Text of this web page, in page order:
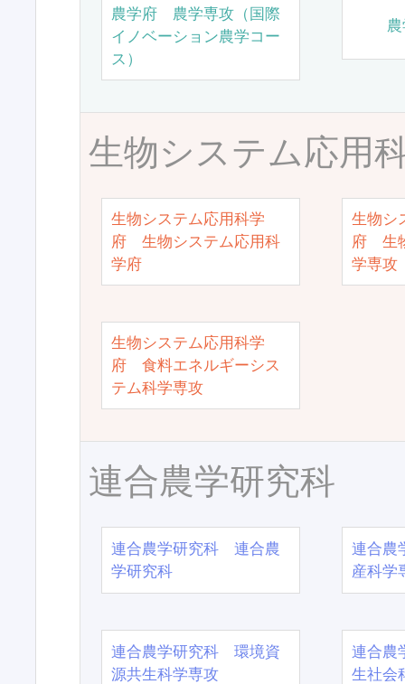
農学府 農学専攻（国際
イノベーション農学コー
ス）
生物システム応用
生物システム応用科学
府 生物システム応用科
学府
生物シ
府 生
学専攻
生物システム応用科学
府 食料エネルギーシス
テム科学専攻
連合農学研究科
連合農学研究科 連合農
学研究科
連合農
産科学
連合農学研究科 環境資
源共生科学専攻
連合農
生社会